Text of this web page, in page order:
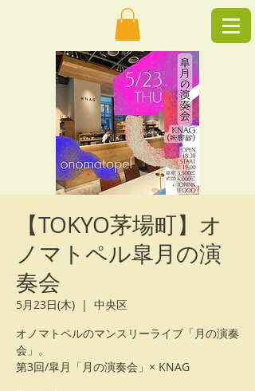
【TOKYO茅場町】オ
ノマトペル皐月の演
奏会
5月23日(木)
  |
中央区
オノマトペルのマンスリーライブ「月の演奏
会」。
第3回/皐月「月の演奏会」× KNAG